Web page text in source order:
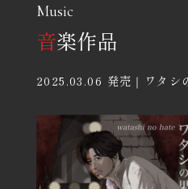
Music
音楽作品
2025.03.06 発売｜ワタシ